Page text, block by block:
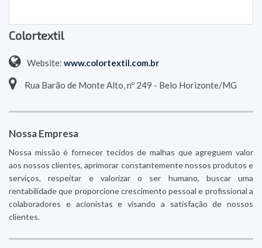
Colortextil
Website: www.colortextil.com.br
Rua Barão de Monte Alto, nº 249 - Belo Horizonte/MG
Nossa Empresa
Nossa missão é fornecer tecidos de malhas que agreguem valor
aos nossos clientes, aprimorar constantemente nossos produtos e
serviços, respeitar e valorizar o ser humano, buscar uma
rentabilidade que proporcione crescimento pessoal e profissional a
colaboradores e acionistas e visando a satisfação de nossos
clientes.